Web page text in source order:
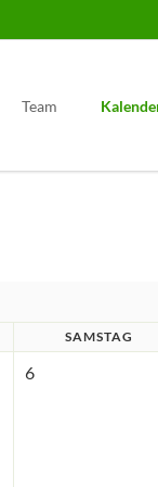
Team
SAMSTAG
6